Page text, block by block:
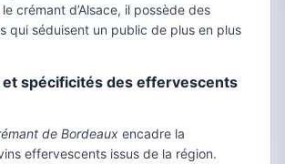
crémant d’Alsace, il possède des
qui séduisent un public de plus en plus
spécificités des effervescents
de Bordeaux encadre la
effervescents issus de la région.